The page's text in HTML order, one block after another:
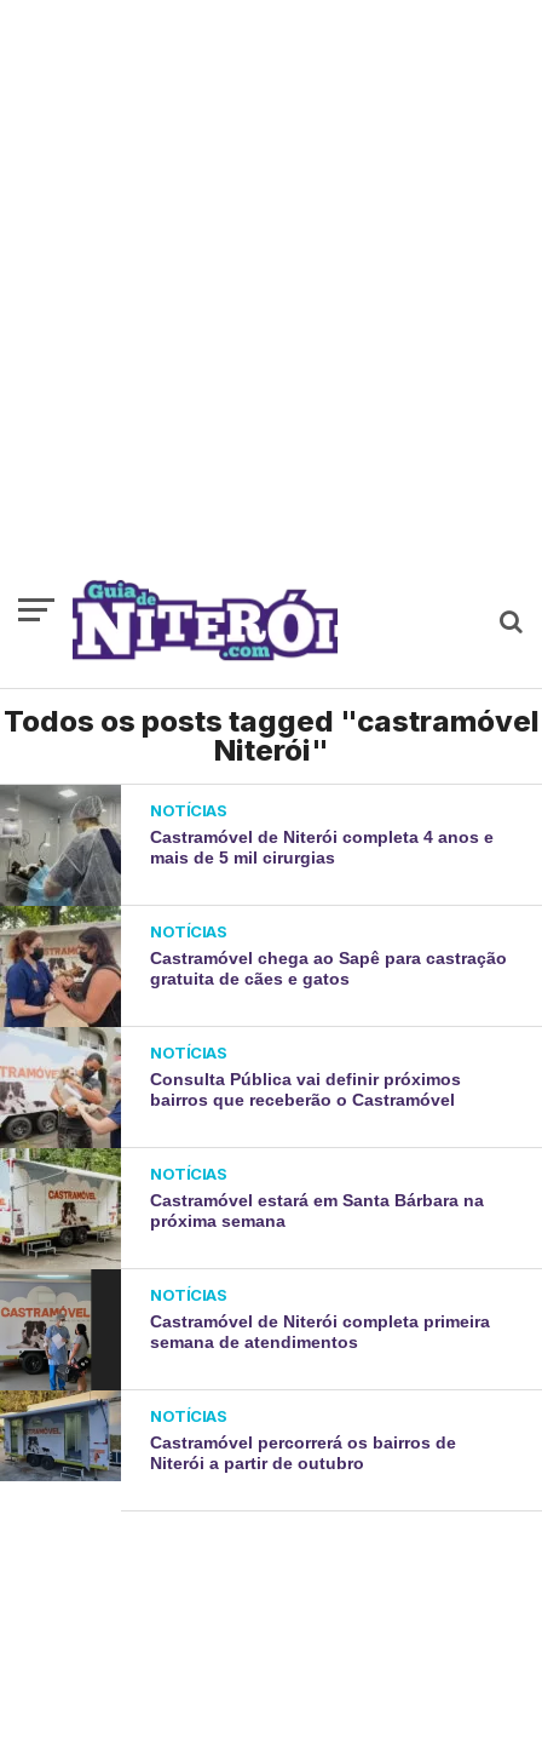
Todos os posts tagged "castramóvel
Niterói"
NOTÍCIAS
Castramóvel de Niterói completa 4 anos e
mais de 5 mil cirurgias
NOTÍCIAS
Castramóvel chega ao Sapê para castração
gratuita de cães e gatos
NOTÍCIAS
Consulta Pública vai definir próximos
bairros que receberão o Castramóvel
NOTÍCIAS
Castramóvel estará em Santa Bárbara na
próxima semana
NOTÍCIAS
Castramóvel de Niterói completa primeira
semana de atendimentos
NOTÍCIAS
Castramóvel percorrerá os bairros de
Niterói a partir de outubro